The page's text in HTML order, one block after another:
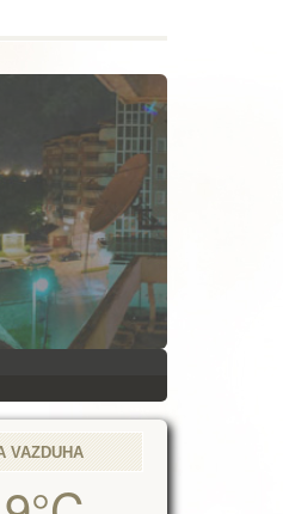
VAZDUHA